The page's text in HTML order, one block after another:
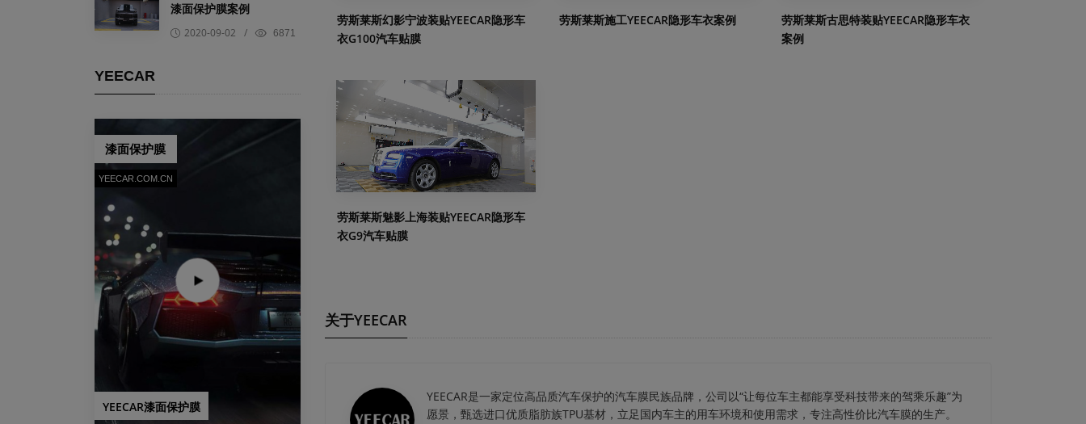
漆面保护膜案例
2020-09-02 / 6871
YEECAR
漆面保护膜
YEECAR.COM.CN
YEECAR漆面保护膜
劳斯莱斯幻影宁波装贴YEECAR隐形车
衣G100汽车贴膜
劳斯莱斯施工YEECAR隐形车衣案例
劳斯莱斯古思特装贴YEECAR隐形车衣
案例
劳斯莱斯魅影上海装贴YEECAR隐形车
衣G9汽车贴膜
关于YEECAR
YEECAR是一家定位高品质汽车保护的汽车膜民族品牌，公司以“让每位车主都能享受科技带来的驾乘乐趣”为
愿景，甄选进口优质脂肪族TPU基材，立足国内车主的用车环境和使用需求，专注高性价比汽车膜的生产。